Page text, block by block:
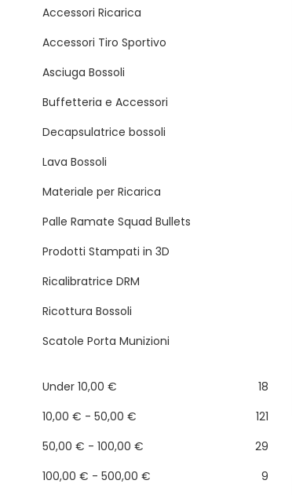
Accessori Ricarica
Accessori Tiro Sportivo
Asciuga Bossoli
Buffetteria e Accessori
Decapsulatrice bossoli
Lava Bossoli
Materiale per Ricarica
Palle Ramate Squad Bullets
Prodotti Stampati in 3D
Ricalibratrice DRM
Ricottura Bossoli
Scatole Porta Munizioni
Under 10,00 €
18
10,00 € - 50,00 €
121
50,00 € - 100,00 €
29
100,00 € - 500,00 € 9